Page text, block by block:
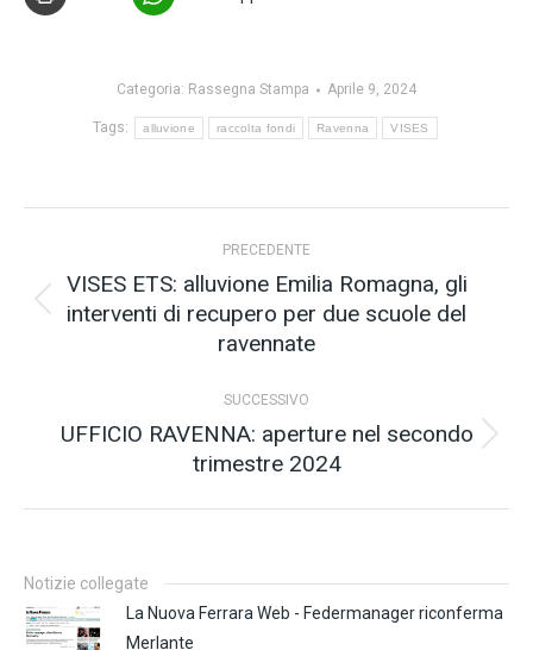
Categoria: Rassegna Stampa Aprile 9, 2024
Tags: alluvione raccolta fondi Ravenna VISES
tra
PRECEDENTE
Post
precedente:
VISES ETS: alluvione Emilia Romagna, gli
interventi di recupero per due scuole del
ravennate
SUCCESSIVO
Prossimo
post:
UFFICIO RAVENNA: aperture nel secondo
trimestre 2024
Notizie collegate
La Nuova Ferrara Web - Federmanager riconferma
Merlante